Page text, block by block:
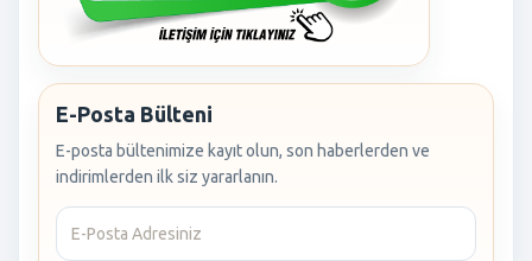
E-Posta Bülteni
E-posta bültenimize kayıt olun, son haberlerden ve
indirimlerden ilk siz yararlanın.